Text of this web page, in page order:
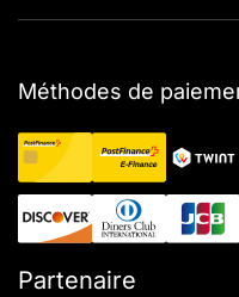
Méthodes de
Partenaire